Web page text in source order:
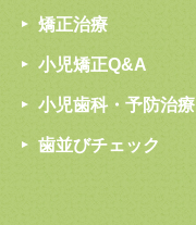
矯正治療
小児矯正Q&A
小児歯科・予防治療
歯並びチェック